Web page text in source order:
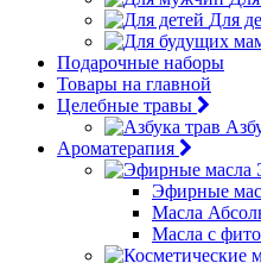
Для
Подарочные наборы
Товары на главной
Целебные травы
Ароматерапия
Эфирные
Масла
Масла с